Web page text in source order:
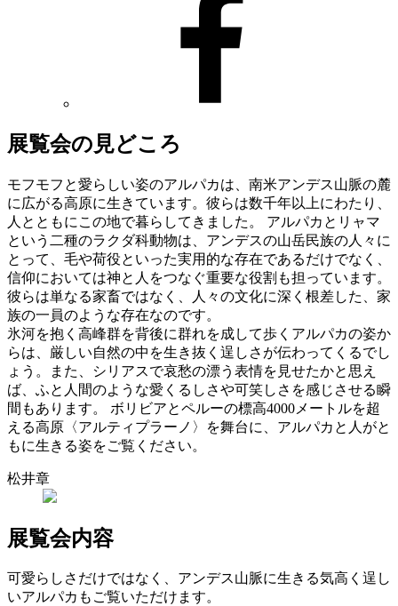
展覧会の見どころ
モフモフと愛らしい姿のアルパカは、南米アンデス山脈の麓
に広がる高原に生きています。彼らは数千年以上にわたり、
人とともにこの地で暮らしてきました。 アルパカとリャマ
という二種のラクダ科動物は、アンデスの山岳民族の人々に
とって、毛や荷役といった実用的な存在であるだけでなく、
信仰においては神と人をつなぐ重要な役割も担っています。
彼らは単なる家畜ではなく、人々の文化に深く根差した、家
族の一員のような存在なのです。
氷河を抱く高峰群を背後に群れを成して歩くアルパカの姿か
らは、厳しい自然の中を生き抜く逞しさが伝わってくるでし
ょう。また、シリアスで哀愁の漂う表情を見せたかと思え
ば、ふと人間のような愛くるしさや可笑しさを感じさせる瞬
間もあります。 ボリビアとペルーの標高4000メートルを超
える高原〈アルティプラーノ〉を舞台に、アルパカと人がと
もに生きる姿をご覧ください。
松井章
展覧会内容
可愛らしさだけではなく、アンデス山脈に生きる気高く逞し
いアルパカもご覧いただけます。